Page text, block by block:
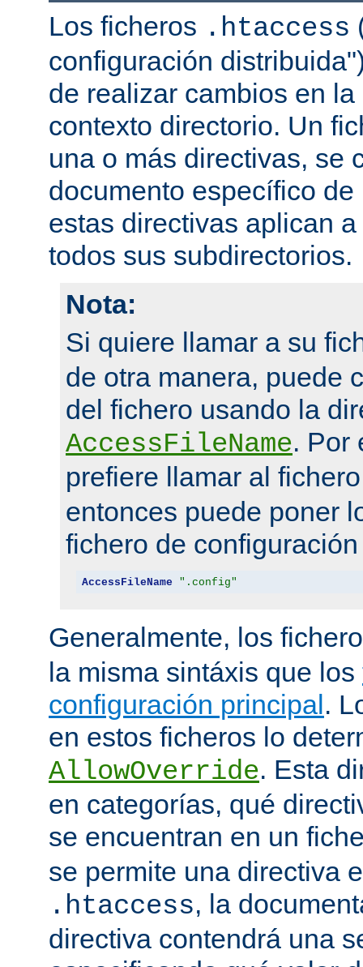
Los ficheros .htaccess
configuración
de realizar cambios en
contexto directorio. Un
una o más directivas, se
documento específico
estas directivas aplican
todos sus subdirectorios.
Nota:
Si quiere llamar a su
de otra manera, puede
del fichero usando la
AccessFileName. Por
prefiere llamar al
entonces puede poner
fichero de
AccessFileName ".config"
Generalmente, los
la misma sintáxis que los
configuración principal.
en estos ficheros lo
AllowOverride. Esta
en categorías, qué
se encuentran en un
se permite una directiva
.htaccess, la
directiva contendrá una